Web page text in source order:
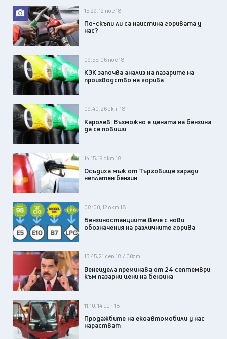
15:29, 12 ное 18
По-скъпи ли са наистина горивата у
нас?
09:55, 06 ное 18
КЗК започва анализ на пазарите на
производство на горива
09:40, 26 окт 18
Каролев: Възможно е цената на бензина
да се повиши
14:15, 19 окт 18
Осъдиха мъж от Търговище заради
неплатен бензин
08:00, 12 окт 18
Бензиностанциите вече с нови
обозначения на различните горива
13:45, 21 сеп 18 / Свят
Венецуела преминава от 24 септември
към пазарни цени на бензина
11:10, 14 сеп 18
Продажбите на екоавтомобили у нас
нарастват